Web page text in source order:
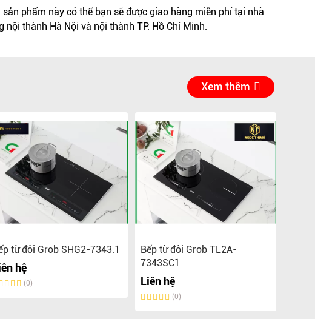
sản phẩm này có thể bạn sẽ được giao hàng miễn phí tại nhà
nội thành Hà Nội và nội thành TP. Hồ Chí Minh.
Xem thêm
từ đôi Grob SHG2-7343.1
hệ
(0)
Bếp từ đôi Grob TL2A-
7343SC1
Liên hệ
(0)